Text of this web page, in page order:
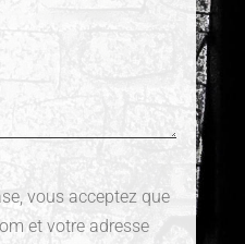
vous acceptez que
et votre adresse